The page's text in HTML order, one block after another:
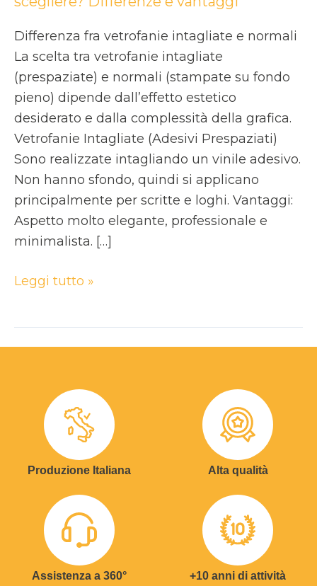
Differenza fra vetrofanie intagliate e normali
La scelta tra vetrofanie intagliate
(prespaziate) e normali (stampate su fondo
pieno) dipende dall’effetto estetico
desiderato e dalla complessità della grafica.
Vetrofanie Intagliate (Adesivi Prespaziati)
Sono realizzate intagliando un vinile adesivo.
Non hanno sfondo, quindi si applicano
principalmente per scritte e loghi. Vantaggi:
Aspetto molto elegante, professionale e
minimalista. […]
Leggi tutto »
Produzione Italiana Alta qualità
Assistenza a 360° +10 anni di attività